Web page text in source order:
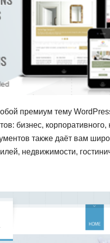
премиум тему
бизнес,
также даёт вам
недвижимости,